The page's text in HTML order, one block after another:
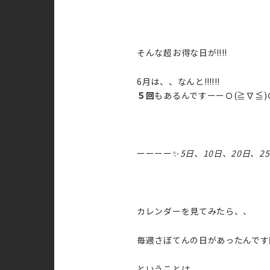
そんな超お得な日が‼︎‼︎
6月は、、なんと‼︎‼︎‼︎
５回もあるんですーーＯ(≧∇≦)
ーーーー✨5日、10日、20日、
カレンダーを見てみたら、、
毎週さぼてんの日があったんで